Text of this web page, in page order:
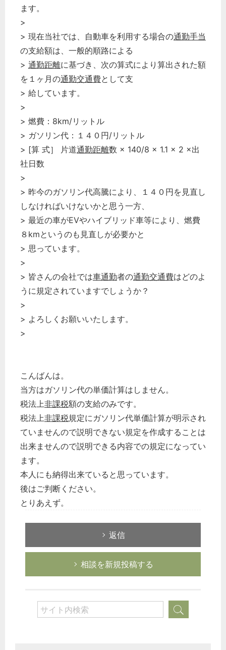
ます。
>
> 現在当社では、自動車を利用する場合の通勤手当
の支給額は、一般的順路による
> 通勤距離に基づき、次の算式により算出された額
を１ヶ月の通勤交通費として支
> 給しています。
>
> 燃費：8km/リットル
> ガソリン代：１４０円/リットル
> [算 式］ 片道通勤距離数 × 140/8 × 1.1 × 2 ×出
社日数
>
> 昨今のガソリン代高騰により、１４０円を見直し
しなければいけないかと思う一方、
> 最近の車がEVやハイブリッド車等により、燃費
８kmというのも見直しが必要かと
> 思っています。
>
> 皆さんの会社では車通勤者の通勤交通費はどのよ
うに規定されていますでしょうか？
>
> よろしくお願いいたします。
>
こんばんは。
当方はガソリン代の単価計算はしません。
税法上非課税額の支給のみです。
税法上非課税規定にガソリン代単価計算が明示され
ていませんので説明できない規定を作成することは
出来ませんので説明できる内容での規定になってい
ます。
本人にも納得出来ていると思っています。
後はご判断ください。
とりあえず。
返信
相談を新規投稿する